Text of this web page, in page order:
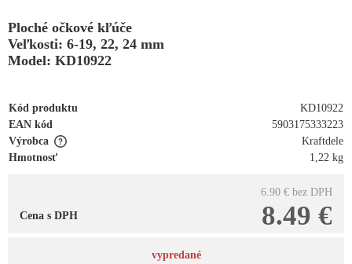
Ploché očkové kľúče
Veľkosti: 6-19, 22, 24 mm
Model: KD10922
Kód produktu
KD10922
EAN kód
5903175333223
Výrobca
Kraftdele
Hmotnosť
1,22 kg
6.90 € bez DPH
8.49 €
Cena s DPH
vypredané